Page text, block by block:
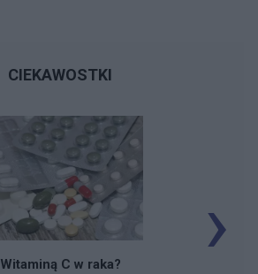
CIEKAWOSTKI
Witaminą C w raka? ›